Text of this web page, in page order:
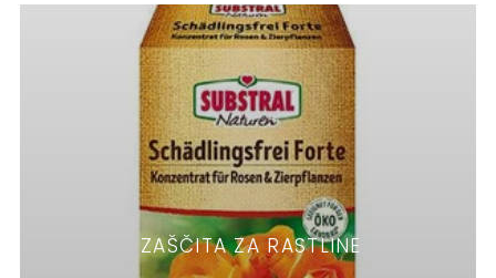
ZAŠČITA ZA RASTLINE